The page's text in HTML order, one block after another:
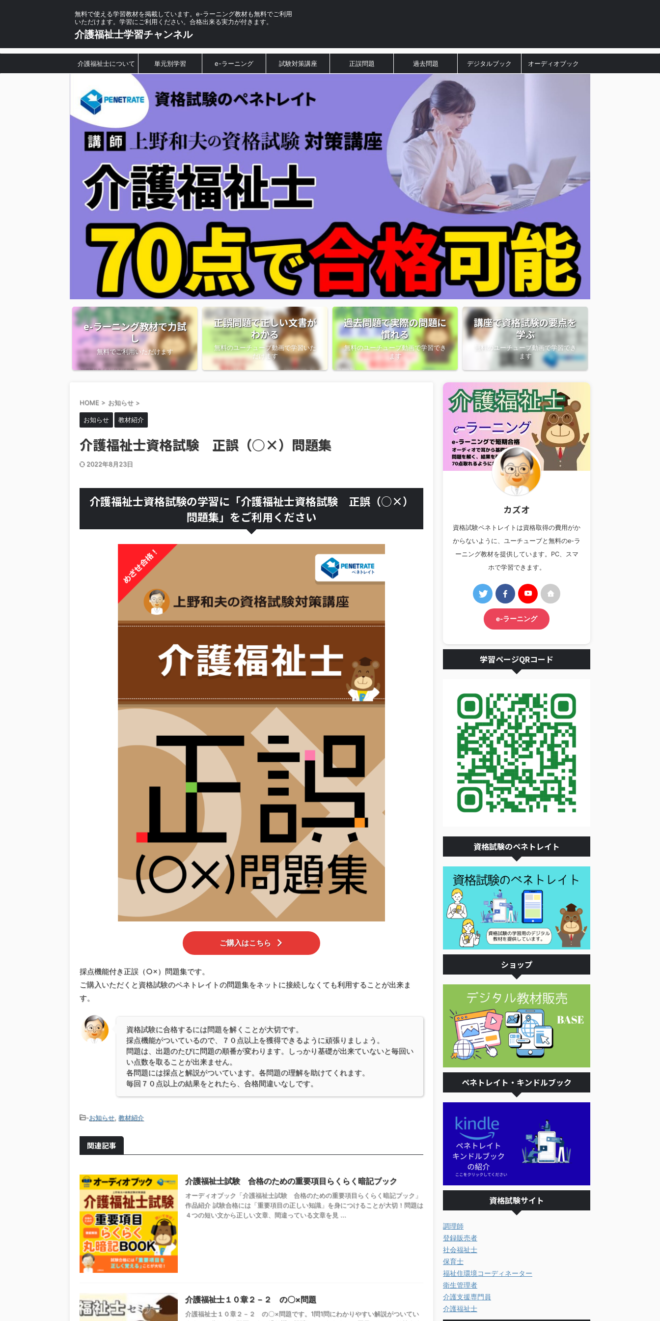
無料で使える学習教材を掲載しています。e-ラーニング教材も無料でご利用
いただけます。学習にご利用ください。合格出来る実力が付きます。
介護福祉士学習チャンネル
介護福祉士について 単元別学習 e-ラーニング 試験対策講座 正誤問題 過去問題 デジタルブック オーディオブック
e-ラーニング教材で力試
し
無料でご利用いただけます
正誤問題で正しい文書が
わかる
無料のユーチューブ動画で学習いた
だけます
過去問題で実際の問題に
慣れる
無料のユーチューブ動画で学習でき
ます
講座で資格試験の要点を
学ぶ
無料のユーチューブ動画で学習でき
ます
HOME > お知らせ >
お知らせ 教材紹介
介護福祉士資格試験 正誤（○×）問題集
2022年8月23日
介護福祉士資格試験の学習に「介護福祉士資格試験 正誤（○×）
問題集」をご利用ください
ご購入はこちら
採点機能付き正誤（○×）問題集です。
ご購入いただくと資格試験のペネトレイトの問題集をネットに接続しなくても利用することが出来ま
す。
資格試験に合格するには問題を解くことが大切です。
採点機能がついているので、７０点以上を獲得できるように頑張りましょう。
問題は、出題のたびに問題の順番が変わります。しっかり基礎が出来ていないと毎回い
い点数を取ることが出来ません。
各問題には採点と解説がついています。各問題の理解を助けてくれます。
毎回７０点以上の結果をとれたら、合格間違いなしです。
-お知らせ, 教材紹介
関連記事
介護福祉士試験 合格のための重要項目らくらく暗記ブック
オーディオブック「介護福祉士試験 合格のための重要項目らくらく暗記ブック」
作品紹介 試験合格には「重要項目の正しい知識」を身につけることが大切！問題は
４つの短い文から正しい文章、間違っている文章を見 ...
介護福祉士１０章２－２ の〇×問題
介護福祉士１０章２－２ の〇×問題です。1問1問にわかりやすい解説がついてい
カズオ
資格試験ペネトレイトは資格取得の費用がか
からないように、ユーチューブと無料のe-ラ
ーニング教材を提供しています。PC、スマ
ホで学習できます。
e-ラーニング
学習ページQRコード
資格試験のペネトレイト
ショップ
ペネトレイト・キンドルブック
資格試験サイト
調理師
登録販売者
社会福祉士
保育士
福祉住環境コーディネーター
衛生管理者
介護支援専門員
介護福祉士